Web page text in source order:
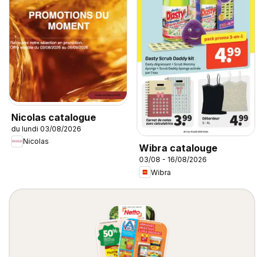
Nicolas catalogue
du lundi 03/08/2026
Nicolas
Wibra catalouge
03/08 - 16/08/2026
Wibra